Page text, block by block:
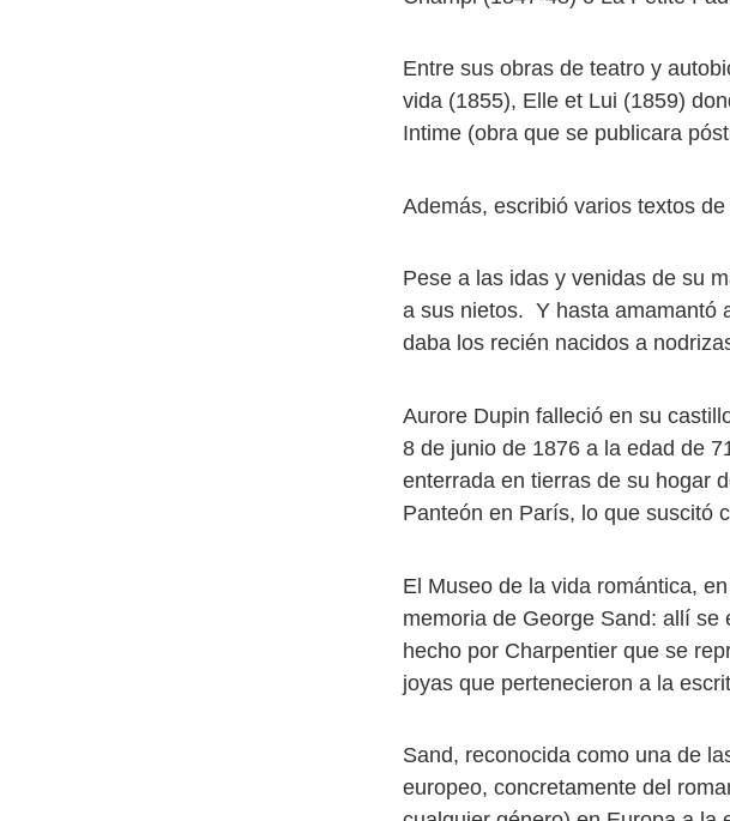
Entre sus obras de teatro y
vida (1855), Elle et Lui (1859)
Intime (obra que se publicara
Además, escribió varios textos
Pese a las idas y venidas de su
a sus nietos. Y hasta amamantó
daba los recién nacidos a
Aurore Dupin falleció en su
8 de junio de 1876 a la edad de
enterrada en tierras de su hogar
Panteón en París, lo que suscitó
El Museo de la vida romántica,
memoria de George Sand: allí
hecho por Charpentier que se
joyas que pertenecieron a la
Sand, reconocida como una de
europeo, concretamente del